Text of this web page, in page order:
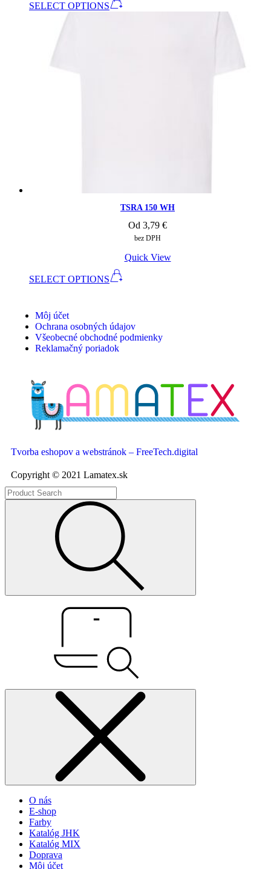
SELECT OPTIONS
TSRA 150 WH
Od 3,79 €
bez DPH
Quick View
SELECT OPTIONS
Môj účet
Ochrana osobných údajov
Všeobecné obchodné podmienky
Reklamačný poriadok
Tvorba eshopov a webstránok – FreeTech.digital
Copyright © 2021 Lamatex.sk
O nás
E-shop
Farby
Katalóg JHK
Katalóg MIX
Doprava
Môj účet